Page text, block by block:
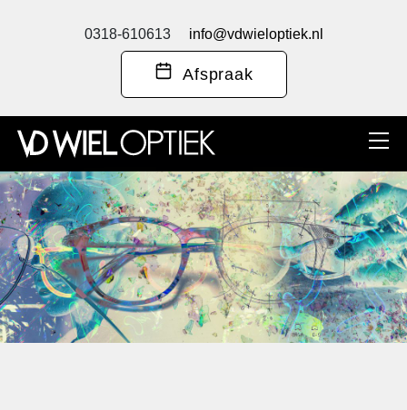
0318-610613 info@vdwieloptiek.nl
Afspraak